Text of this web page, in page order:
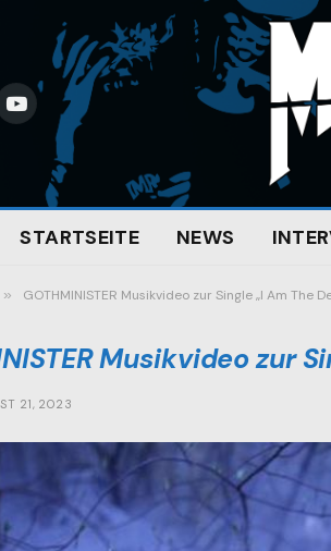
YouTube
STARTSEITE NEWS
» GOTHMINISTER Musikvideo zur Single „I Am The
Musikvideo zur
21, 2023